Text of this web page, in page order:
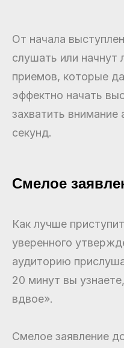
От начала
слушать или начнут
приемов, которые
эффектно начать
захватить
секунд.
Смелое
Как лучше
уверенного
аудиторию
20 минут вы
вдвое».
Смелое заявление